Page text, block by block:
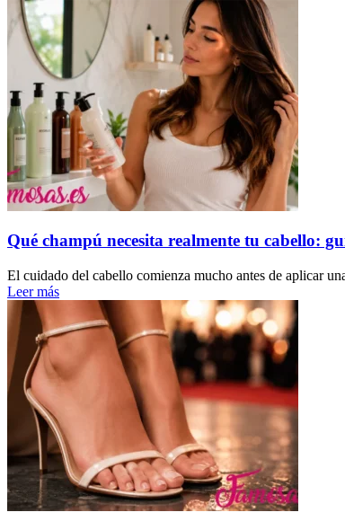
Qué champú necesita realmente tu cabello:
El cuidado del cabello comienza mucho antes de aplicar
Leer más